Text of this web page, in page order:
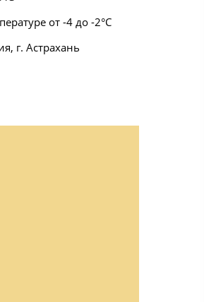
от -4 до -2°С
г. Астрахань